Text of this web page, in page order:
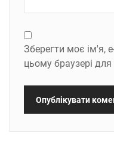
Зберегти моє ім'я,
цьому браузері